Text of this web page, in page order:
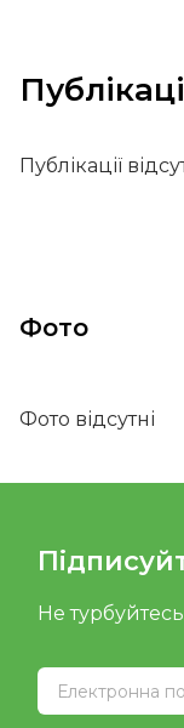
Публікації
Фото
Фото відсутні
Не